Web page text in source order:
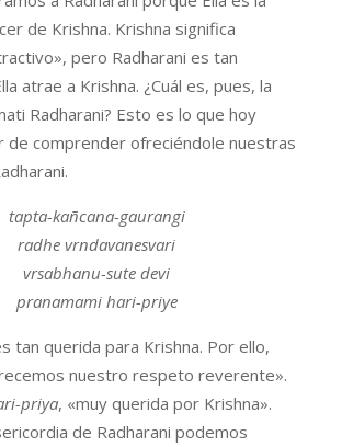
de Krishna. Krishna significa
pero Radharani es tan
atrae a Krishna. ¿Cuál es, pues, la
Radharani? Esto es lo que hoy
comprender ofreciéndole nuestras
tapta-kañcana-gaurangi
radhe vrndavanesvari
vrsabhanu-sute devi
pranamami hari-priye
tan querida para Krishna. Por ello,
nuestro respeto reverente».
priya, «muy querida por Krishna».
de Radharani podemos